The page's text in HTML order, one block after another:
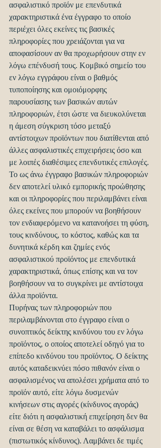
ασφαλιστικό προϊόν με επενδυτικά
χαρακτηριστικά ένα έγγραφο το οποίο
περιέχει όλες εκείνες τις βασικές
πληροφορίες που χρειάζονται για να
αποφασίσουν αν θα προχωρήσουν στην εν
λόγω επένδυσή τους. Κομβικό σημείο του
εν λόγω εγγράφου είναι ο βαθμός
τυποποίησης και ομοιόμορφης
παρουσίασης των βασικών αυτών
πληροφοριών, έτσι ώστε να διευκολύνεται
η άμεση σύγκριση τόσο μεταξύ
αντίστοιχων προϊόντων που διατίθενται από
άλλες ασφαλιστικές επιχειρήσεις όσο και
με λοιπές διαθέσιμες επενδυτικές επιλογές.
Το ως άνω έγγραφο βασικών πληροφοριών
δεν αποτελεί υλικό εμπορικής προώθησης
και οι πληροφορίες που περιλαμβάνει είναι
όλες εκείνες που μπορούν να βοηθήσουν
τον ενδιαφερόμενο να κατανοήσει τη φύση,
τους κινδύνους, το κόστος, καθώς και τα
δυνητικά κέρδη και ζημίες ενός
ασφαλιστικού προϊόντος με επενδυτικά
χαρακτηριστικά, όπως επίσης και να τον
βοηθήσουν να το συγκρίνει με αντίστοιχα
άλλα προϊόντα.
Πυρήνας των πληροφοριών που
περιλαμβάνονται στο έγγραφο είναι ο
συνοπτικός δείκτης κινδύνου του εν λόγω
προϊόντος, ο οποίος αποτελεί οδηγό για το
επίπεδο κινδύνου του προϊόντος. Ο δείκτης
αυτός καταδεικνύει πόσο πιθανόν είναι ο
ασφαλισμένος να απολέσει χρήματα από το
προϊόν αυτό, είτε λόγω δυσμενών
κινήσεων στις αγορές (κίνδυνος αγοράς)
είτε διότι η ασφαλιστική επιχείρηση δεν θα
είναι σε θέση να καταβάλει το ασφάλισμα
(πιστωτικός κίνδυνος). Λαμβάνει δε τιμές